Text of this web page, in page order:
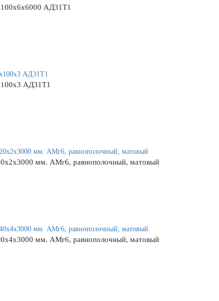
АД31Т1
АД31Т1
мм. АМг6, равнополочный, матовый
мм. АМг6, равнополочный, матовый